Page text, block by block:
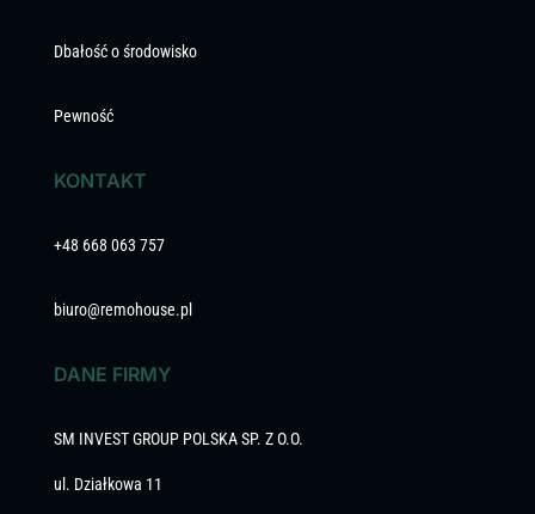
Dbałość o środowisko
Pewność
KONTAKT
+48 668 063 757
biuro@remohouse.pl
DANE FIRMY
SM INVEST GROUP POLSKA SP. Z O.O.
ul. Działkowa 11